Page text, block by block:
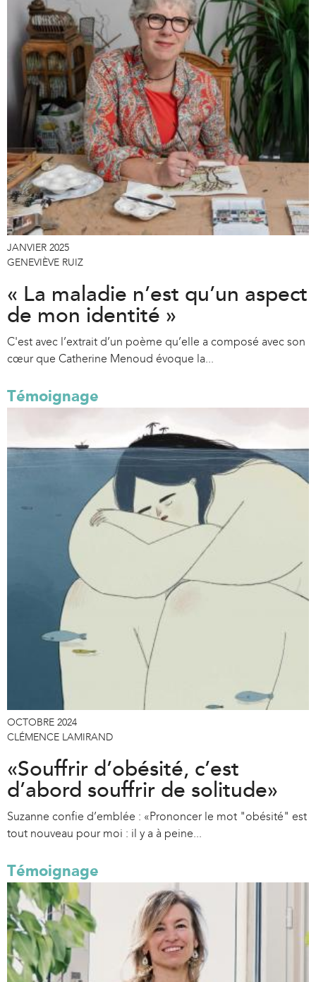
JANVIER 2025
GENEVIÈVE RUIZ
« La maladie n’est qu’un aspect
de mon identité »
C'est avec l’extrait d’un poème qu’elle a composé avec son
cœur que Catherine Menoud évoque la...
Témoignage
OCTOBRE 2024
CLÉMENCE LAMIRAND
«Souffrir d’obésité, c’est
d’abord souffrir de solitude»
Suzanne confie d’emblée : «Prononcer le mot "obésité" est
tout nouveau pour moi : il y a à peine...
Témoignage